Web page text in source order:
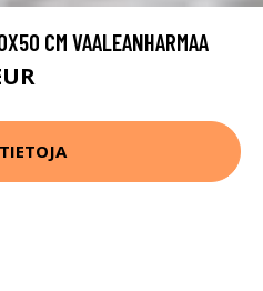
CM VAALEANHARMAA